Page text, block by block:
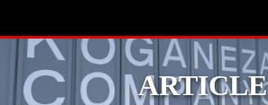
ARTICLE